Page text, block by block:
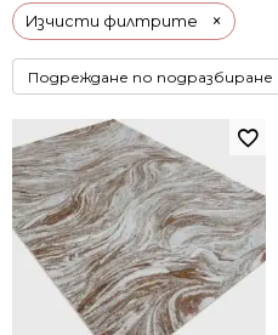
Изчисти филтрите ×